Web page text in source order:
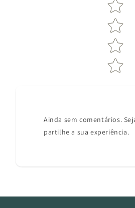
Ainda sem comentários.
partilhe a sua experiência.